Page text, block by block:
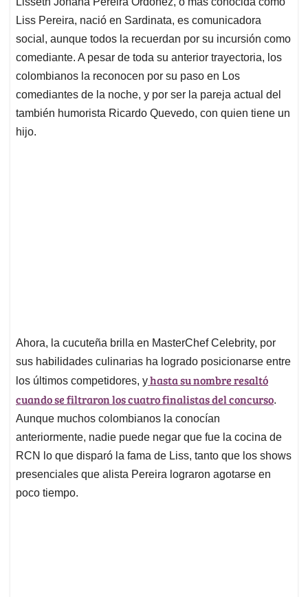
s
A
p
p
b
o
o
k
e
d
I
n
l
a
d
s
Liss Pereira, nació en Sardinata, es comunicadora
social, aunque todos la recuerdan por su incursión como
comediante. A pesar de toda su anterior trayectoria, los
colombianos la reconocen por su paso en Los
comediantes de la noche, y por ser la pareja actual del
también humorista Ricardo Quevedo, con quien tiene un
hijo.
Ahora, la cucuteña brilla en MasterChef Celebrity, por
sus habilidades culinarias ha logrado posicionarse entre
los últimos competidores, yhasta su nombre resaltó
cuando se filtraron los cuatro finalistas del concurso.
Aunque muchos colombianos la conocían
anteriormente, nadie puede negar que fue la cocina de
RCN lo que disparó la fama de Liss, tanto que los shows
presenciales que alista Pereira lograron agotarse en
poco tiempo.